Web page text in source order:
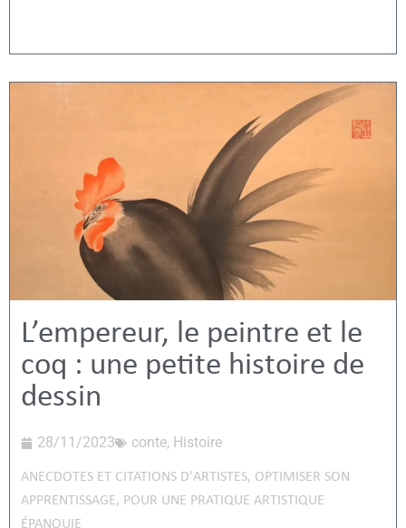
L’empereur, le peintre et le
coq : une petite histoire de
dessin
28/11/2023 conte, Histoire
ANECDOTES ET CITATIONS D'ARTISTES, OPTIMISER SON
APPRENTISSAGE, POUR UNE PRATIQUE ARTISTIQUE
ÉPANOUIE